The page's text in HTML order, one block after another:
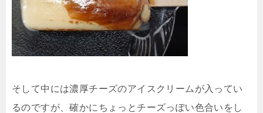
そして中には濃厚チーズのアイスクリームが入ってい
るのですが、確かにちょっとチーズっぽい色合いをし